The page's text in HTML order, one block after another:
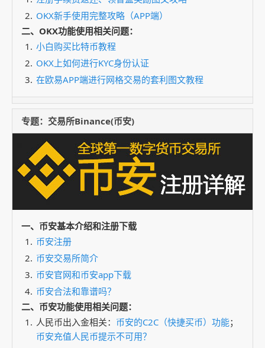
OKX新手使用完整攻略（APP端）
二、OKX功能使用相关问题：
小白购买比特币教程
OKX上如何进行KYC身份认证
在欧易APP端进行网格交易的套利图文教程
专题：交易所Binance(币安)
一、币安基本介绍和注册下载
币安注册
币安交易所简介
币安官网和币安app下载
币安合法和靠谱吗？
二、币安功能使用相关问题：
人民币出入金相关： 币安的C2C（快捷买币）功能；
币安充值人民币提示不可用？